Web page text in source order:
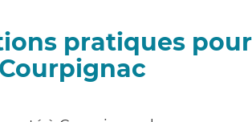
pratiques pour
Courpignac